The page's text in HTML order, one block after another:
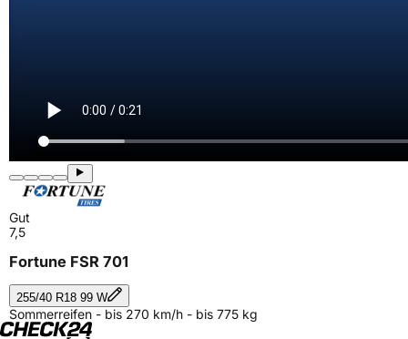
Gut
7,5
Fortune FSR 701
255/40 R18 99 W
Sommerreifen - bis 270 km/h - bis 775 kg